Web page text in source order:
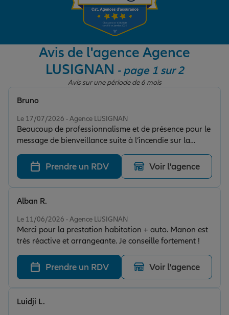
Garantie des accidents de la vie
Assurance scolaire
Retraite
Tous nos devis d'assurance
Avis de l'agence Agence
LUSIGNAN - page 1 sur 2
Avis sur une période de 6 mois
Le 17/07/2026 - Agence LUSIGNAN
Beaucoup de professionnalisme et de présence pour le
message de bienveillance suite à l’incendie sur la
commune d’Exireuil . Bravo à l’équipe de Mme
MASSARD.
Bruno
Prendre un RDV Voir l'agence
Le 11/06/2026 - Agence LUSIGNAN
Merci pour la prestation habitation + auto. Manon est
très réactive et arrangeante. Je conseille fortement !
Alban R.
Prendre un RDV Voir l'agence
Luidji L.